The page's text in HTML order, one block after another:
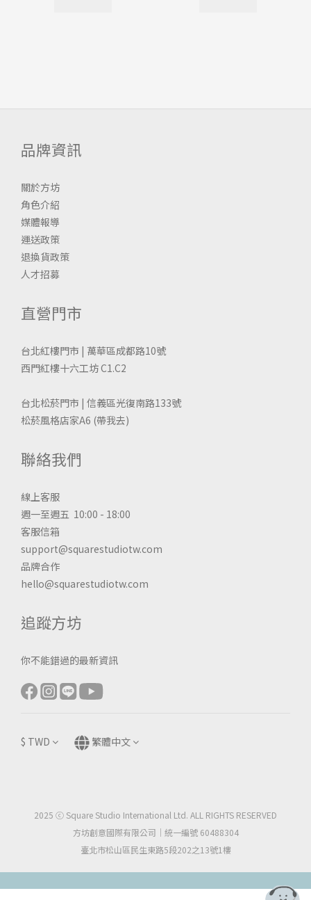
品牌資訊
關於方坊
角色介紹
媒體報導
運送政策
退換貨政策
人才招募
直營門市
台北紅樓門市 | 萬華區成都路10號
西門紅樓十六工坊 C1.C2
台北松菸門市 | 信義區光復南路133號
松菸風格店家A6 (帶我去)
聯絡我們
線上客服
週一至週五 10:00 - 18:00
客服信箱
support@squarestudiotw.com
品牌合作
hello@squarestudiotw.com
追蹤方坊
你不能錯過的最新資訊
$ TWD 繁體中文
2025 ⓒ Square Studio International Ltd. ALL RIGHTS RESERVED
方坊創意國際有限公司｜統一編號 60488304
臺北市松山區民生東路5段202之13號1樓